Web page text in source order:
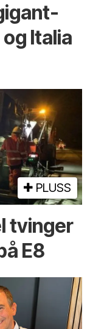
Italia
PLUSS
tvinger
E8